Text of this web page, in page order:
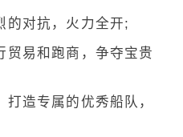
的对抗，火力全开;
贸易和跑商，争夺宝贵
造专属的优秀船队，